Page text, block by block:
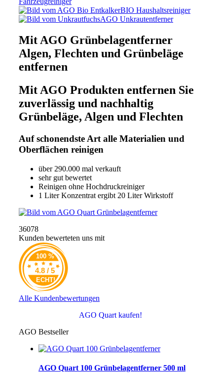
BIO Haushaltsreiniger
AGO Unkrautentferner
Mit AGO Grünbelagentferner
Algen, Flechten und Grünbeläge
entfernen
Mit AGO Produkten entfernen Sie
zuverlässig und nachhaltig
Grünbeläge, Algen und Flechten
Auf schonendste Art alle Materialien und
Oberflächen reinigen
über 290.000 mal verkauft
sehr gut bewertet
Reinigen ohne Hochdruckreiniger
1 Liter Konzentrat ergibt 20 Liter Wirkstoff
36078
Kunden bewerteten uns mit
4.8 / 5
ECHT!
100 %
Alle Kundenbewertungen
AGO Quart kaufen!
AGO Bestseller
AGO Quart 100 Grünbelagentferner 500 ml